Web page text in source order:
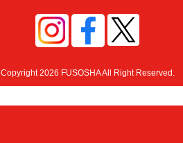
Copyright 2026 FUSOSHA All Right Reserved.